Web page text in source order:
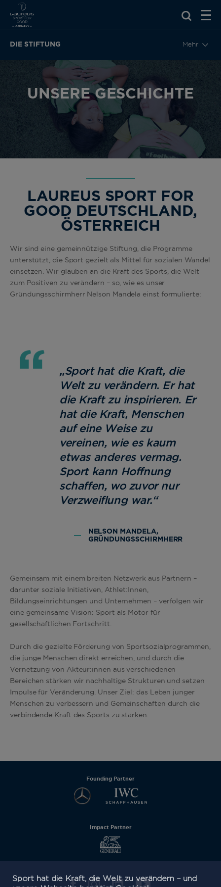
DIE STIFTUNG Mehr
UNSERE GESCHICHTE
LAUREUS SPORT FOR
GOOD DEUTSCHLAND,
ÖSTERREICH
Wir sind eine gemeinnützige Stiftung, die Programme
unterstützt, die Sport gezielt als Mittel für sozialen Wandel
einsetzen. Wir glauben an die Kraft des Sports, die Welt
zum Positiven zu verändern – so, wie es unser
Gründungsschirmherr Nelson Mandela einst formulierte:
„Sport hat die Kraft, die
Welt zu verändern. Er hat
die Kraft zu inspirieren. Er
hat die Kraft, Menschen
auf eine Weise zu
vereinen, wie es kaum
etwas anderes vermag.
Sport kann Hoffnung
schaffen, wo zuvor nur
Verzweiflung war.“
NELSON MANDELA,
GRÜNDUNGSSCHIRMHERR
Gemeinsam mit einem breiten Netzwerk aus Partnern –
darunter soziale Initiativen, Athlet:Innen,
Bildungseinrichtungen und Unternehmen – verfolgen wir
eine gemeinsame Vision: Sport als Motor für
gesellschaftlichen Fortschritt.
Durch die gezielte Förderung von Sportsozialprogrammen,
die junge Menschen direkt erreichen, und durch die
Vernetzung von Akteur:innen aus verschiedenen
Bereichen stärken wir nachhaltige Strukturen und setzen
Impulse für Veränderung. Unser Ziel: das Leben junger
Menschen zu verbessern und Gemeinschaften durch die
verbindende Kraft des Sports zu stärken.
Founding Partner
Impact Partner
Sport hat die Kraft, die Welt zu verändern – und